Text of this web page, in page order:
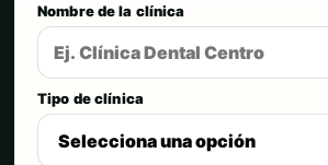
Nombre de la clínica
Tipo de clínica